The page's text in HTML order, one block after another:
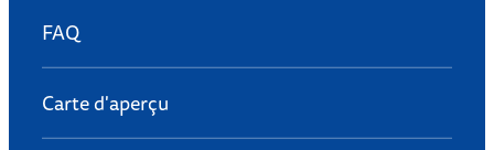
FAQ
Carte d'aperçu